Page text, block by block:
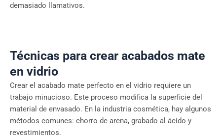
demasiado llamativos.
Técnicas para crear acabados mate
en vidrio
Crear el acabado mate perfecto en el vidrio requiere un
trabajo minucioso. Este proceso modifica la superficie del
material de envasado. En la industria cosmética, hay algunos
métodos comunes: chorro de arena, grabado al ácido y
revestimientos.